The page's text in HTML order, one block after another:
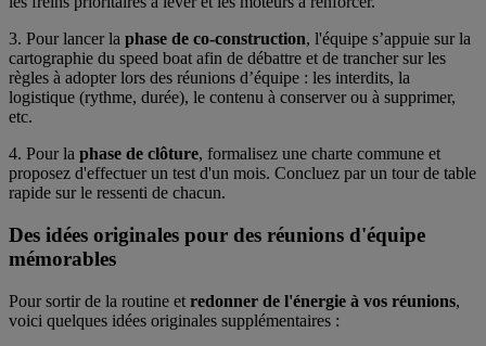
3. Pour lancer la phase de co-construction, l'équipe s’appuie sur la
cartographie du speed boat afin de débattre et de trancher sur les
règles à adopter lors des réunions d’équipe : les interdits, la
logistique (rythme, durée), le contenu à conserver ou à supprimer,
etc.
4. Pour la phase de clôture, formalisez une charte commune et
proposez d'effectuer un test d'un mois. Concluez par un tour de table
rapide sur le ressenti de chacun.
Des idées originales pour des réunions d'équipe
mémorables
Pour sortir de la routine et redonner de l'énergie à vos réunions,
voici quelques idées originales supplémentaires :